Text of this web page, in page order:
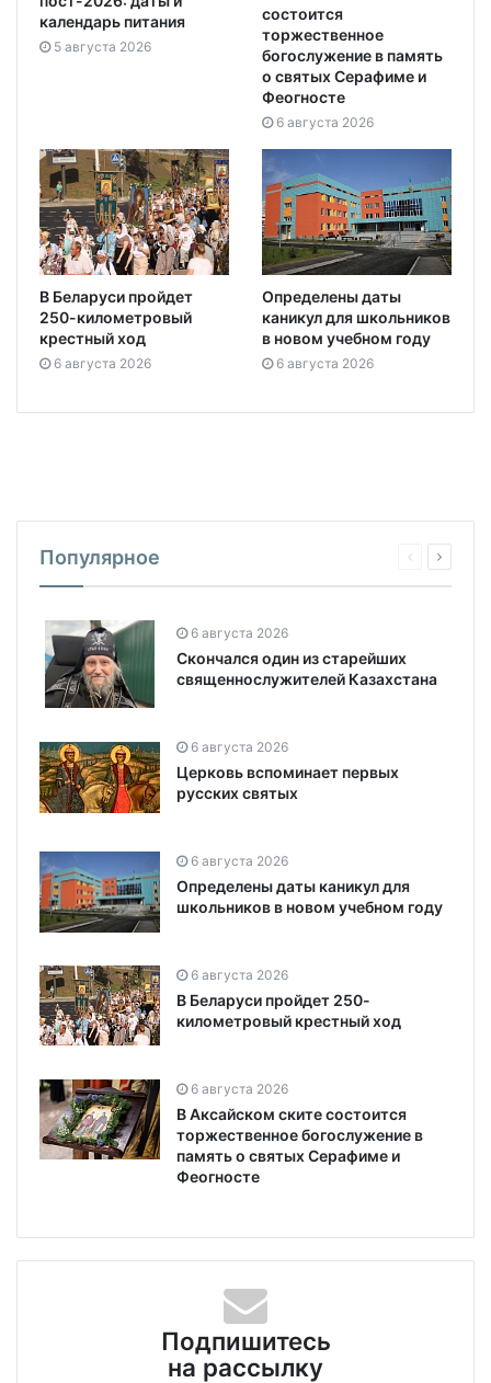
календарь питания
5 августа 2026
состоится
торжественное
богослужение в память
о святых Серафиме и
Феогносте
6 августа 2026
В Беларуси пройдет
250-километровый
крестный ход
6 августа 2026
Определены даты
каникул для школьников
в новом учебном году
6 августа 2026
Популярное
6 августа 2026
Скончался один из старейших
священнослужителей Казахстана
6 августа 2026
Церковь вспоминает первых
русских святых
6 августа 2026
Определены даты каникул для
школьников в новом учебном году
6 августа 2026
В Беларуси пройдет 250-
километровый крестный ход
6 августа 2026
В Аксайском ските состоится
торжественное богослужение в
память о святых Серафиме и
Феогносте
Подпишитесь
на рассылку